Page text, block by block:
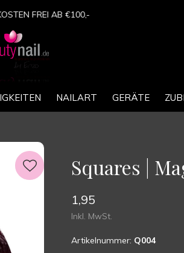
NAILART GERÄTE
FREI AB €100,-
Squares |
1,95
Inkl. MwSt.
Artikelnummer: Q004